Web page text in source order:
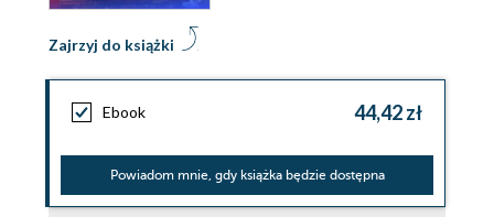
Zajrzyj do książki
Ebook 44,42 zł
Powiadom mnie, gdy książka będzie dostępna